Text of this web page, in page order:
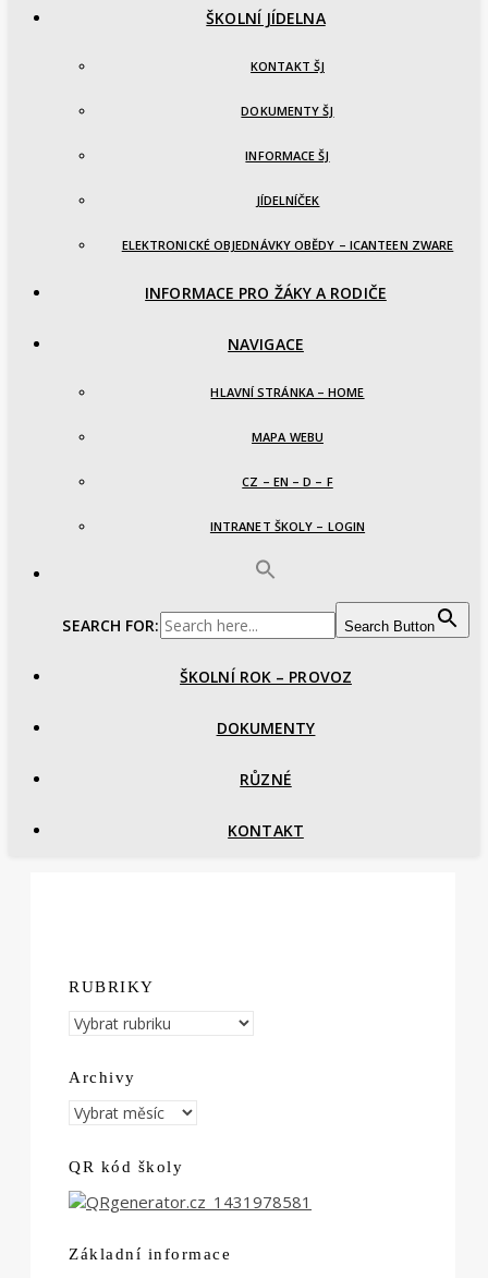
ŠKOLNÍ JÍDELNA
KONTAKT ŠJ
DOKUMENTY ŠJ
INFORMACE ŠJ
JÍDELNÍČEK
ELEKTRONICKÉ OBJEDNÁVKY OBĚDY – ICANTEEN ZWARE
INFORMACE PRO ŽÁKY A RODIČE
NAVIGACE
HLAVNÍ STRÁNKA – HOME
MAPA WEBU
CZ – EN – D – F
INTRANET ŠKOLY – LOGIN
SEARCH FOR: Search Button
ŠKOLNÍ ROK – PROVOZ
DOKUMENTY
RŮZNÉ
KONTAKT
RUBRIKY
RUBRIKY
Archivy
Archivy
QR kód školy
Základní informace